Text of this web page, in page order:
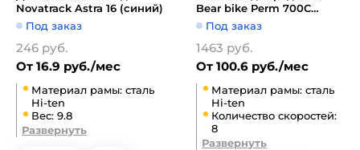
Novatrack Astra 16 (синий)
Под заказ
246 руб.
От 16.9 руб./мес
Материал рамы: сталь
Hi-ten
Вес: 9.8
Развернуть
Bear bike Perm 700C
1BKB1C188003 (хром)
Под заказ
1463 руб.
От 100.6 руб./мес
Материал рамы: сталь
Hi-ten
Количество скоростей:
8
Развернуть